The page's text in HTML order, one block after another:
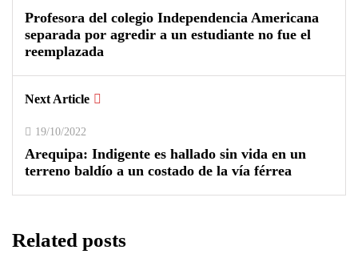
Profesora del colegio Independencia Americana
separada por agredir a un estudiante no fue el
reemplazada
Next Article
19/10/2022
Arequipa: Indigente es hallado sin vida en un
terreno baldío a un costado de la vía férrea
Related posts